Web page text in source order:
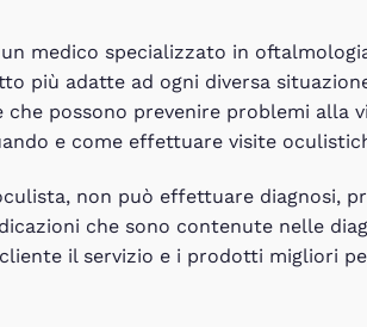
medico specializzato in
più adatte ad ogni diversa
che possono prevenire problemi alla
e come effettuare visite
non può effettuare diagnosi,
che sono contenute nelle
il servizio e i prodotti migliori